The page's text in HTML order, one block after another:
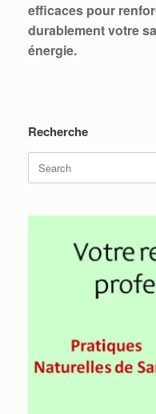
efficaces pour
durablement votre
énergie.
Recherche
Search
for: